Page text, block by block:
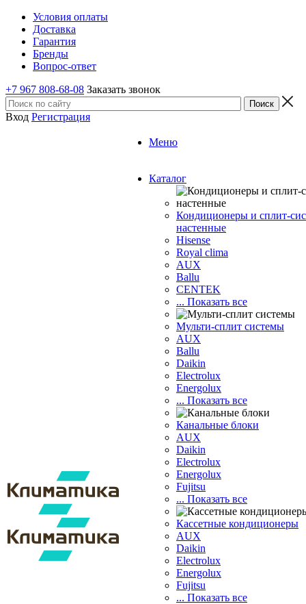
Условия оплаты
Доставка
Гарантия
Бренды
Вопрос-ответ
+7 967 808-68-08 Заказать звонок
Вход Регистрация
Меню
Каталог
Кондиционеры и сплит-
настенные
Hisense
Royal clima
AUX
Ballu
CENTEK
... Показать все
Мульти-сплит системы
AUX
Ballu
Daikin
Electrolux
Energolux
... Показать все
Канальные блоки
AUX
Dаikin
Electrolux
Energolux
Fujitsu
... Показать все
Кассетные кондиционеры
AUX
Daikin
Electrolux
Energolux
Fujitsu
... Показать все